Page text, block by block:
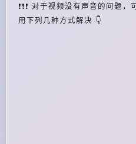
❗❗❗ 对于视频没有声音的问题
用下列几种方式解决 👇